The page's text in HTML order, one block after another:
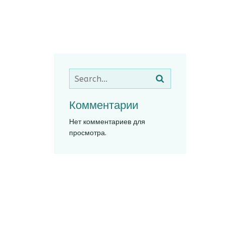
Комментарии
Нет комментариев для
просмотра.